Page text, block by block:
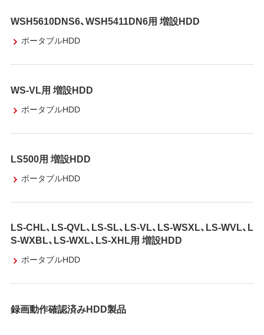
WSH5610DNS6、WSH5411DN6用 増設HDD
ポータブルHDD
WS-VL用 増設HDD
ポータブルHDD
LS500用 増設HDD
ポータブルHDD
LS-CHL、LS-QVL、LS-SL、LS-VL、LS-WSXL、LS-WVL、L
S-WXBL、LS-WXL、LS-XHL用 増設HDD
ポータブルHDD
録画動作確認済みHDD製品